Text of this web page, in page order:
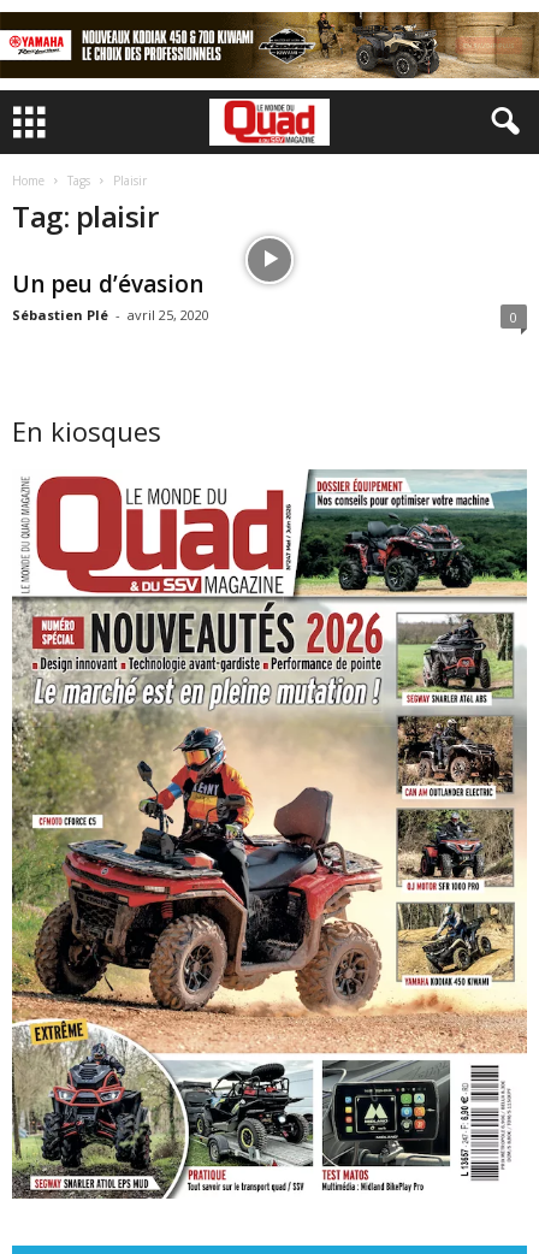
Home Tags Plaisir
Tag: plaisir
Un peu d’évasion
Sébastien Plé - avril 25, 2020 0
En kiosques